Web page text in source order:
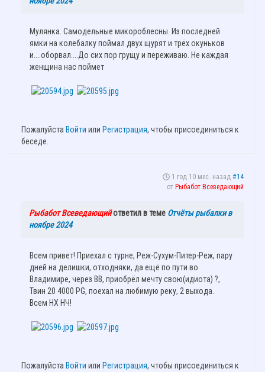
Мулянка. Самодельные микороблесны. Из последней
ямки на колебалку поймал двух щурят и трёх окуньков
и....оборвал....До сих пор грущу и переживаю. Не каждая
женщина нас поймет
Пожалуйста Войти или Регистрация, чтобы присоединиться к
беседе.
1 год 10 мес. назад #14
от Рыбабот Всеведающий
Рыбабот Всеведающийответил в теме Отчёты рыбалки в
ноябре 2024
Всем привет! Приехал с турне, Реж-Сухум-Питер-Реж, пару
дней на делишки, отходняки, да ещё по пути во
Владимире, через ВВ, приобрёл мечту свою(идиота) ?,
Твин 20 4000 PG, поехал на любимую реку, 2 выхода.
Всем НХ НЧ!
Пожалуйста Войти или Регистрация, чтобы присоединиться к